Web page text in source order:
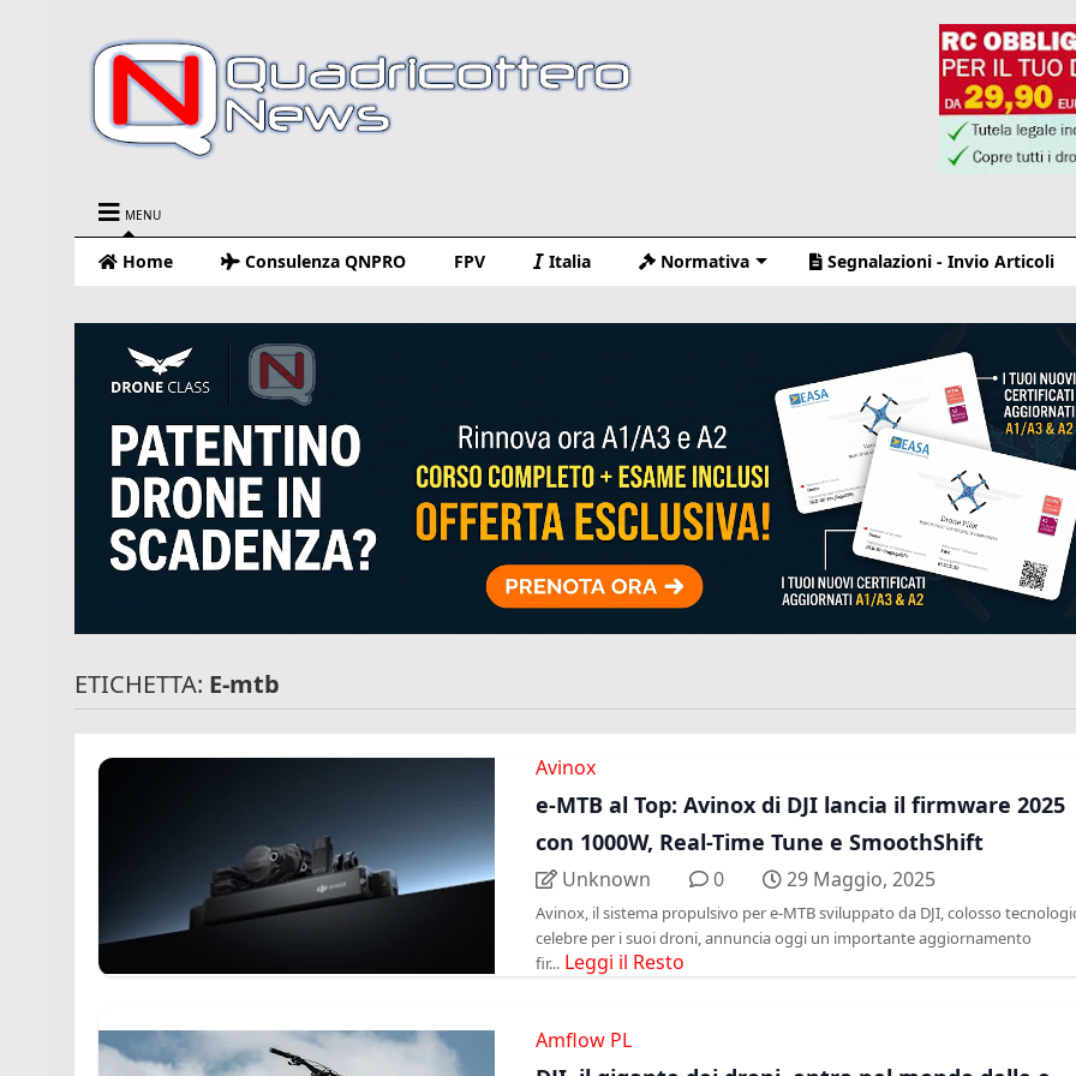
MENU
Home Consulenza QNPRO FPV Italia Normativa Segnalazioni - Invio Articoli
ETICHETTA: E-mtb
Avinox
e-MTB al Top: Avinox di DJI lancia il firmware 2025
con 1000W, Real-Time Tune e SmoothShift
Unknown 0 29 Maggio, 2025
Avinox, il sistema propulsivo per e-MTB sviluppato da DJI, colosso
celebre per i suoi droni, annuncia oggi un importante aggiornamento
fir... Leggi il Resto
Amflow PL